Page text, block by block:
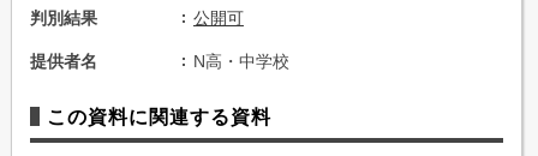
判別結果 公開可
提供者名 N高・中学校
この資料に関連する資料